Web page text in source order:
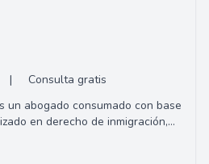
|
Consulta gratis
un abogado consumado con base
en derecho de inmigración,